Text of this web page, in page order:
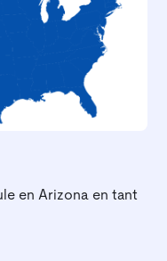
en Arizona en tant